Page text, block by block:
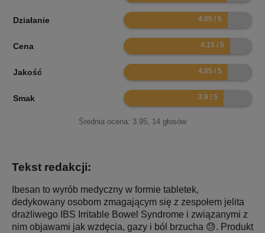
Działanie 8.1
Cena 8.3
Jakość 8.1
Smak 7.8
Średnia ocena: 3.95, 14 głosów
Tekst redakcji:
Ibesan to wyrób medyczny w formie tabletek,
dedykowany osobom zmagającym się z zespołem jelita
drażliwego IBS Irritable Bowel Syndrome i związanymi z
nim objawami jak wzdęcia, gazy i ból brzucha 😓. Produkt